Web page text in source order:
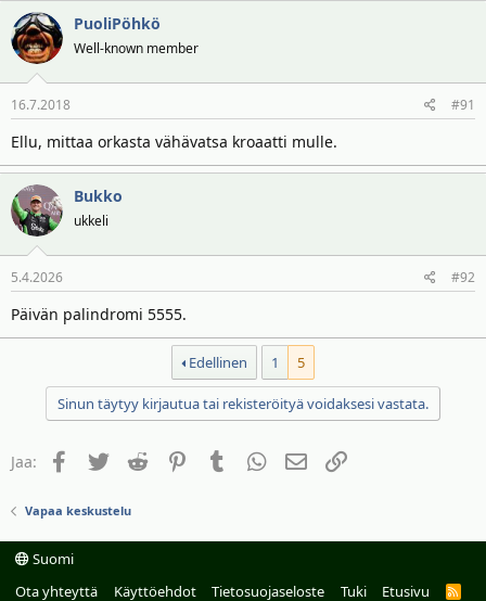
PuoliPöhkö
Well-known member
16.7.2018 #91
Ellu, mittaa orkasta vähävatsa kroaatti mulle.
Bukko
ukkeli
5.4.2026 #92
Päivän palindromi 5555.
Edellinen 1 5
Sinun täytyy kirjautua tai rekisteröityä voidaksesi vastata.
Jaa: Facebook
TwitterReddit PinterestTumblrWhatsAppSähköposti
Linkki
Vapaa keskustelu
Suomi
Ota yhteyttä
Käyttöehdot Tietosuojaseloste Tuki Etusivu
R